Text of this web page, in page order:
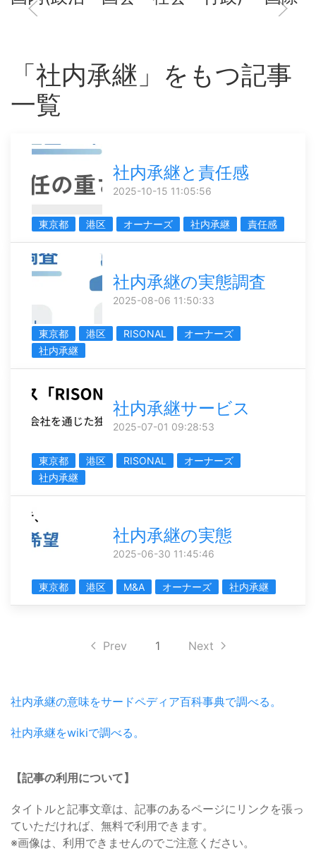
「社内承継」をもつ記事
一覧
社内承継と責任感
2025-10-15 11:05:56
東京都 港区 オーナーズ 社内承継 責任感
社内承継の実態調査
2025-08-06 11:50:33
東京都 港区 RISONAL
オーナーズ
社内承継
社内承継サービス
2025-07-01 09:28:53
東京都 港区 RISONAL
オーナーズ
社内承継
社内承継の実態
2025-06-30 11:45:46
東京都 港区 M&A オーナーズ 社内承継
Prev 1 Next
社内承継の意味をサードペディア百科事典で調べる。
社内承継をwikiで調べる。
【記事の利用について】
タイトルと記事文章は、記事のあるページにリンクを張っ
ていただければ、無料で利用できます。
※画像は、利用できませんのでご注意ください。